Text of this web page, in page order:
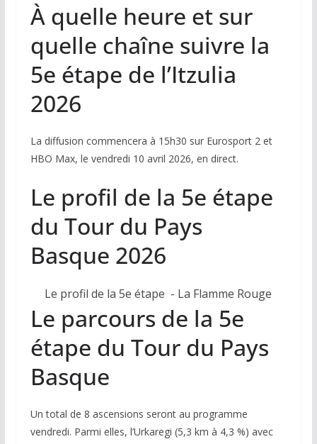
À quelle heure et sur
quelle chaîne suivre la
5e étape de l’Itzulia
2026
La diffusion commencera à 15h30 sur Eurosport 2 et
HBO Max, le vendredi 10 avril 2026, en direct.
Le profil de la 5e étape
du Tour du Pays
Basque 2026
Le profil de la 5e étape - La Flamme Rouge
Le parcours de la 5e
étape du Tour du Pays
Basque
Un total de 8 ascensions seront au programme
vendredi. Parmi elles, l’Urkaregi (5,3 km à 4,3 %) avec